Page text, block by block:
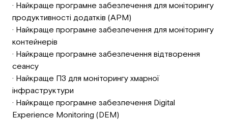
· Найкраще програмне забезпечення для моніторингу
продуктивності додатків (APM)
· Найкраще програмне забезпечення для моніторингу
контейнерів
· Найкраще програмне забезпечення відтворення
сеансу
· Найкраще ПЗ для моніторингу хмарної
інфраструктури
· Найкраще програмне забезпечення Digital
Experience Monitoring (DEM)